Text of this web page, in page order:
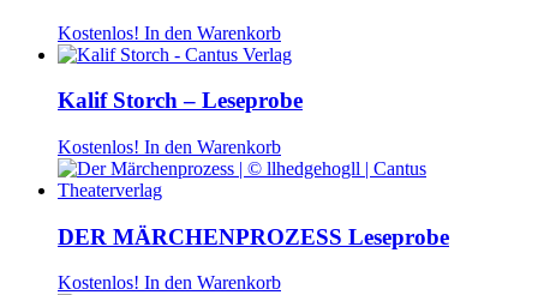
Kostenlos! In den Warenkorb
Kalif Storch – Leseprobe
Kostenlos! In den Warenkorb
DER MÄRCHENPROZESS Leseprobe
Kostenlos! In den Warenkorb